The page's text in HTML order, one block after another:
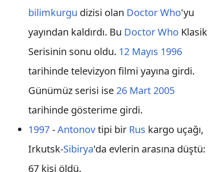
bilimkurgu dizisi olan Doctor Who'yu
yayından kaldırdı. Bu Doctor Who Klasik
Serisinin sonu oldu. 12 Mayıs 1996
tarihinde televizyon filmi yayına girdi.
Günümüz serisi ise 26 Mart 2005
tarihinde gösterime girdi.
1997-Antonovtipi bir Rus kargo uçağı,
Irkutsk-Sibirya'da evlerin arasına düştü:
67 kişi öldü.